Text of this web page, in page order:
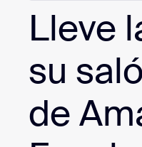
Servicios
Zoom CX
IA de Zoom
Lleve
su
de